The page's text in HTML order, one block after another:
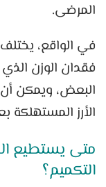
المرضى.
في الواقع،
فقدان الوزن
البعض، ويمكن أن
الأرز المستهلكة
متى يستطيع
التكميم؟